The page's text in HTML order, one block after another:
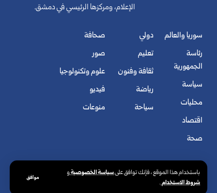
باستخدام هذا الموقع ، فإنك توافق علىسياسة الخصوصيةو
شروط الاستخدام.
موافق
الإعلام، ومركزها الرئيسي في دمشق.
سوريا والعالم
رئاسة
الجمهورية
سياسة
محليات
اقتصاد
صحة
دولي
تعليم
ثقافة وفنون
رياضة
سياحة
صحافة
صور
علوم وتكنولوجيا
فيديو
منوعات
© الوكالة العربية السورية للأنباء. كافة الحقوق محفوظة.